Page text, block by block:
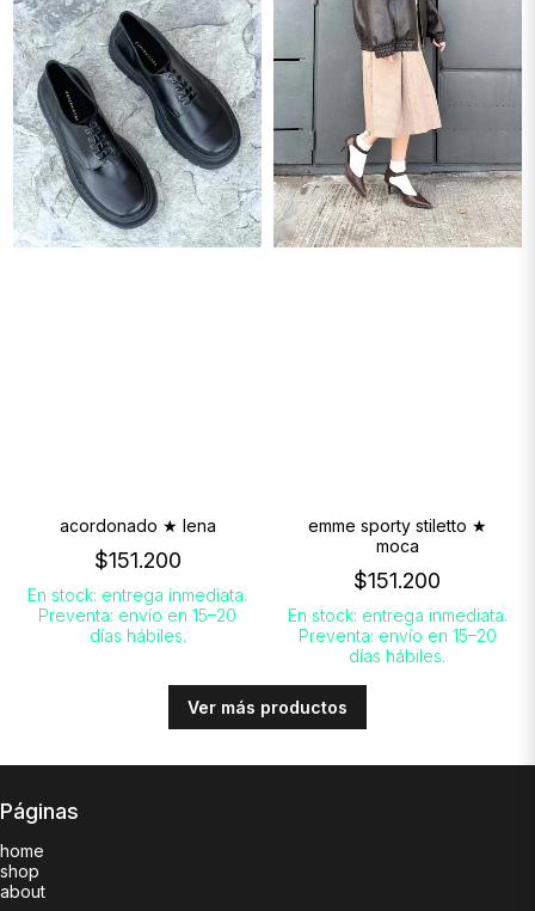
acordonado ★ lena
$151.200
En stock: entrega inmediata.
Preventa: envío en 15–20
días hábiles.
emme sporty stiletto ★
moca
$151.200
En stock: entrega inmediata.
Preventa: envío en 15–20
días hábiles.
Ver más productos
Páginas
home
shop
about